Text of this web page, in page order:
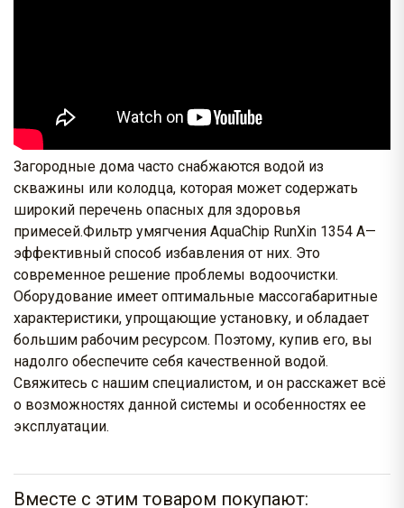
Загородные дома часто снабжаются водой из
скважины или колодца, которая может содержать
широкий перечень опасных для здоровья
примесей.Фильтр умягчения AquaChip RunXin 1354 A—
эффективный способ избавления от них. Это
современное решение проблемы водоочистки.
Оборудование имеет оптимальные массогабаритные
характеристики, упрощающие установку, и обладает
большим рабочим ресурсом. Поэтому, купив его, вы
надолго обеспечите себя качественной водой.
Свяжитесь с нашим специалистом, и он расскажет всё
о возможностях данной системы и особенностях ее
эксплуатации.
Вместе с этим товаром покупают: